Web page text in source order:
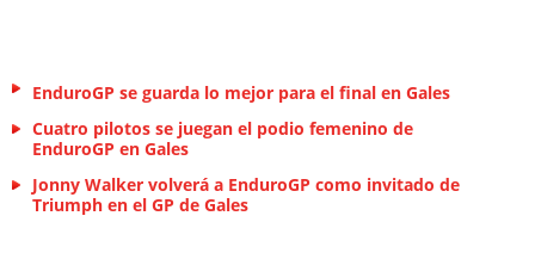
EnduroGP se guarda lo mejor para el final en Gales
Cuatro pilotos se juegan el podio femenino de
EnduroGP en Gales
Jonny Walker volverá a EnduroGP como invitado de
Triumph en el GP de Gales